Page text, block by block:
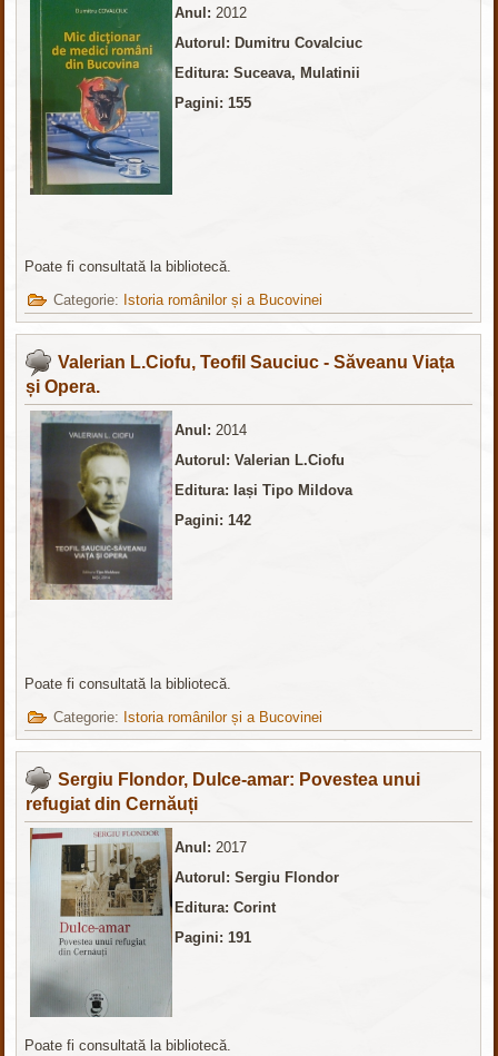
Anul:2012
Autorul: Dumitru Covalciuc
Editura: Suceava, Mulatinii
Pagini: 155
Poate fi consultată la bibliotecă.
Categorie: Istoria românilor și a Bucovinei
Valerian L.Ciofu, Teofil Sauciuc - Săveanu Viața
și Opera.
Anul:2014
Autorul: Valerian L.Ciofu
Editura: Iași Tipo Mildova
Pagini: 142
Poate fi consultată la bibliotecă.
Categorie: Istoria românilor și a Bucovinei
Sergiu Flondor, Dulce-amar: Povestea unui
refugiat din Cernăuți
Anul:2017
Autorul: Sergiu Flondor
Editura: Corint
Pagini: 191
Poate fi consultată la bibliotecă.